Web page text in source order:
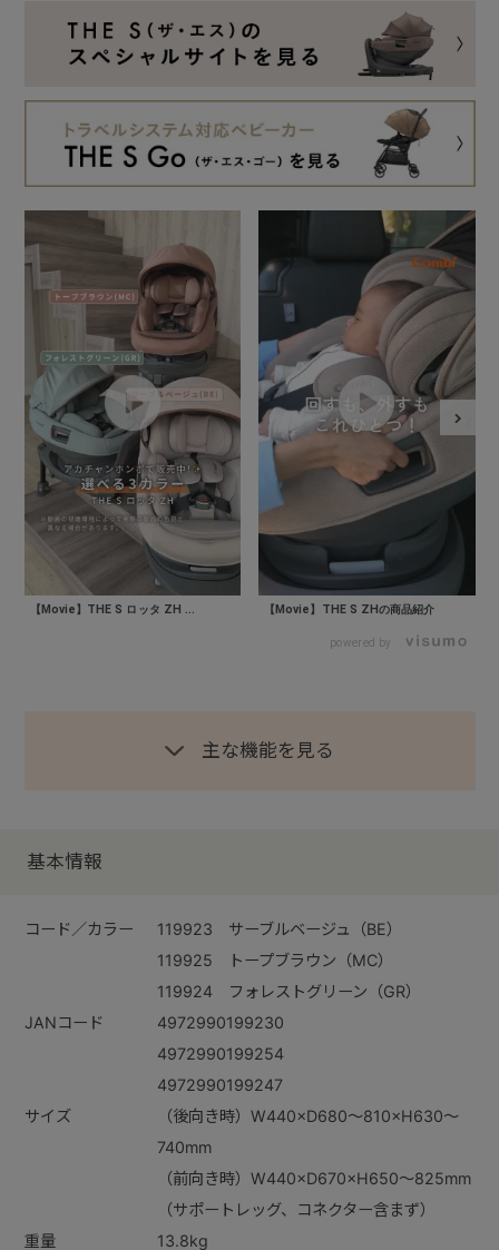
【Movie】THE S ロッタ ZH ... 【Movie】THE S ZHの商品紹介
powered by
基本情報
コード／カラー
119923 サーブルベージュ（BE）
119925 トープブラウン（MC）
119924 フォレストグリーン（GR）
JANコード
4972990199230
4972990199254
4972990199247
サイズ
（後向き時）W440×D680～810×H630～
740mm
（前向き時）W440×D670×H650～825mm
（サポートレッグ、コネクター含まず）
重量
13.8kg
主な機能を見る